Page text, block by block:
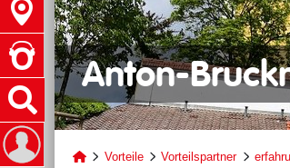
Anton-
Vorteile Vorteilspartner